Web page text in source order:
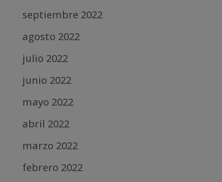
septiembre 2022
agosto 2022
julio 2022
junio 2022
mayo 2022
abril 2022
marzo 2022
febrero 2022